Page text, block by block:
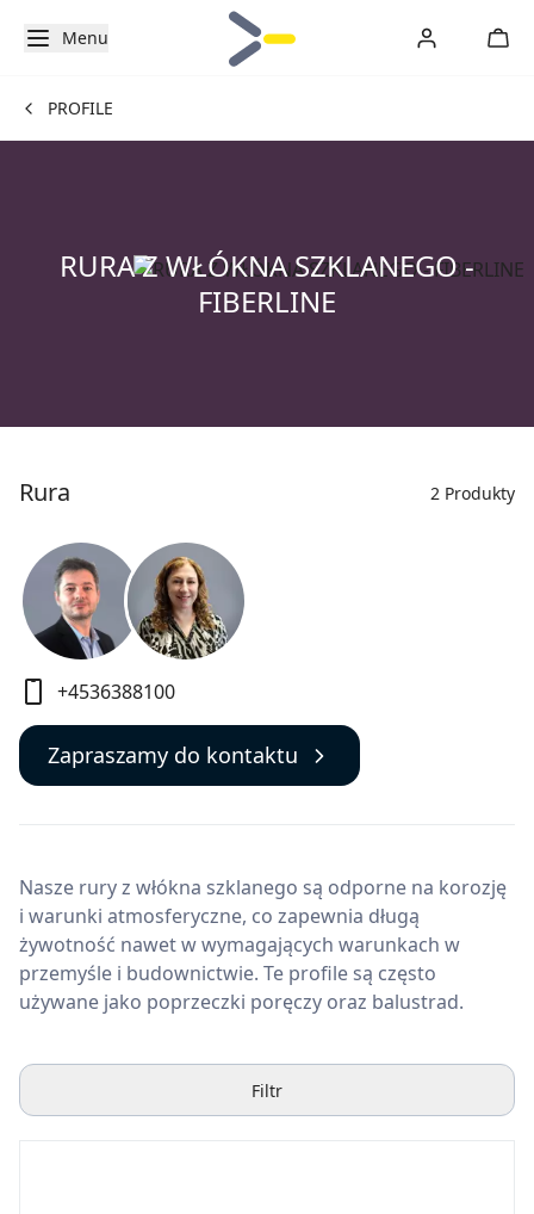
Menu
PROFILE
RURA Z WŁÓKNA SZKLANEGO -
FIBERLINE
Rura 2 Produkty
+4536388100
Zapraszamy do kontaktu
Nasze rury z włókna szklanego są odporne na korozję
i warunki atmosferyczne, co zapewnia długą
żywotność nawet w wymagających warunkach w
przemyśle i budownictwie. Te profile są często
używane jako poprzeczki poręczy oraz balustrad.
Filtr